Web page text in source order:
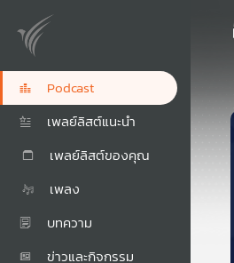
Podcast
เพลย์ลิสต์แนะนำ
เพลย์ลิสต์ของคุณ
เพลง
บทความ
ข่าวและกิจกรรม